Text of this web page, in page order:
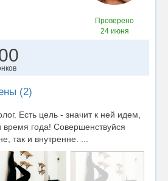
Проверено
24 июня
(2)
Есть цель - значит к ней идем,
время года! Совершенствуйся
так и внутренне. ...